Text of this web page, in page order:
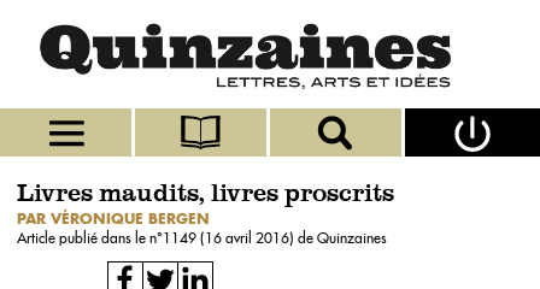
Livres maudits, livres proscrits
PAR VÉRONIQUE BERGEN
Article publié dans le n°1149 (16 avril 2016) de Quinzaines